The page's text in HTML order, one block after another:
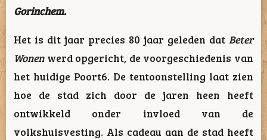
Gorinchem.
Het is dit jaar precies 80 jaar geleden dat Beter
Wonenwerd opgericht, de voorgeschiedenis van
het huidige Poort6. De tentoonstelling laat zien
hoe de stad zich door de jaren heen heeft
ontwikkeld onder invloed van de
volkshuisvesting. Als cadeau aan de stad heeft